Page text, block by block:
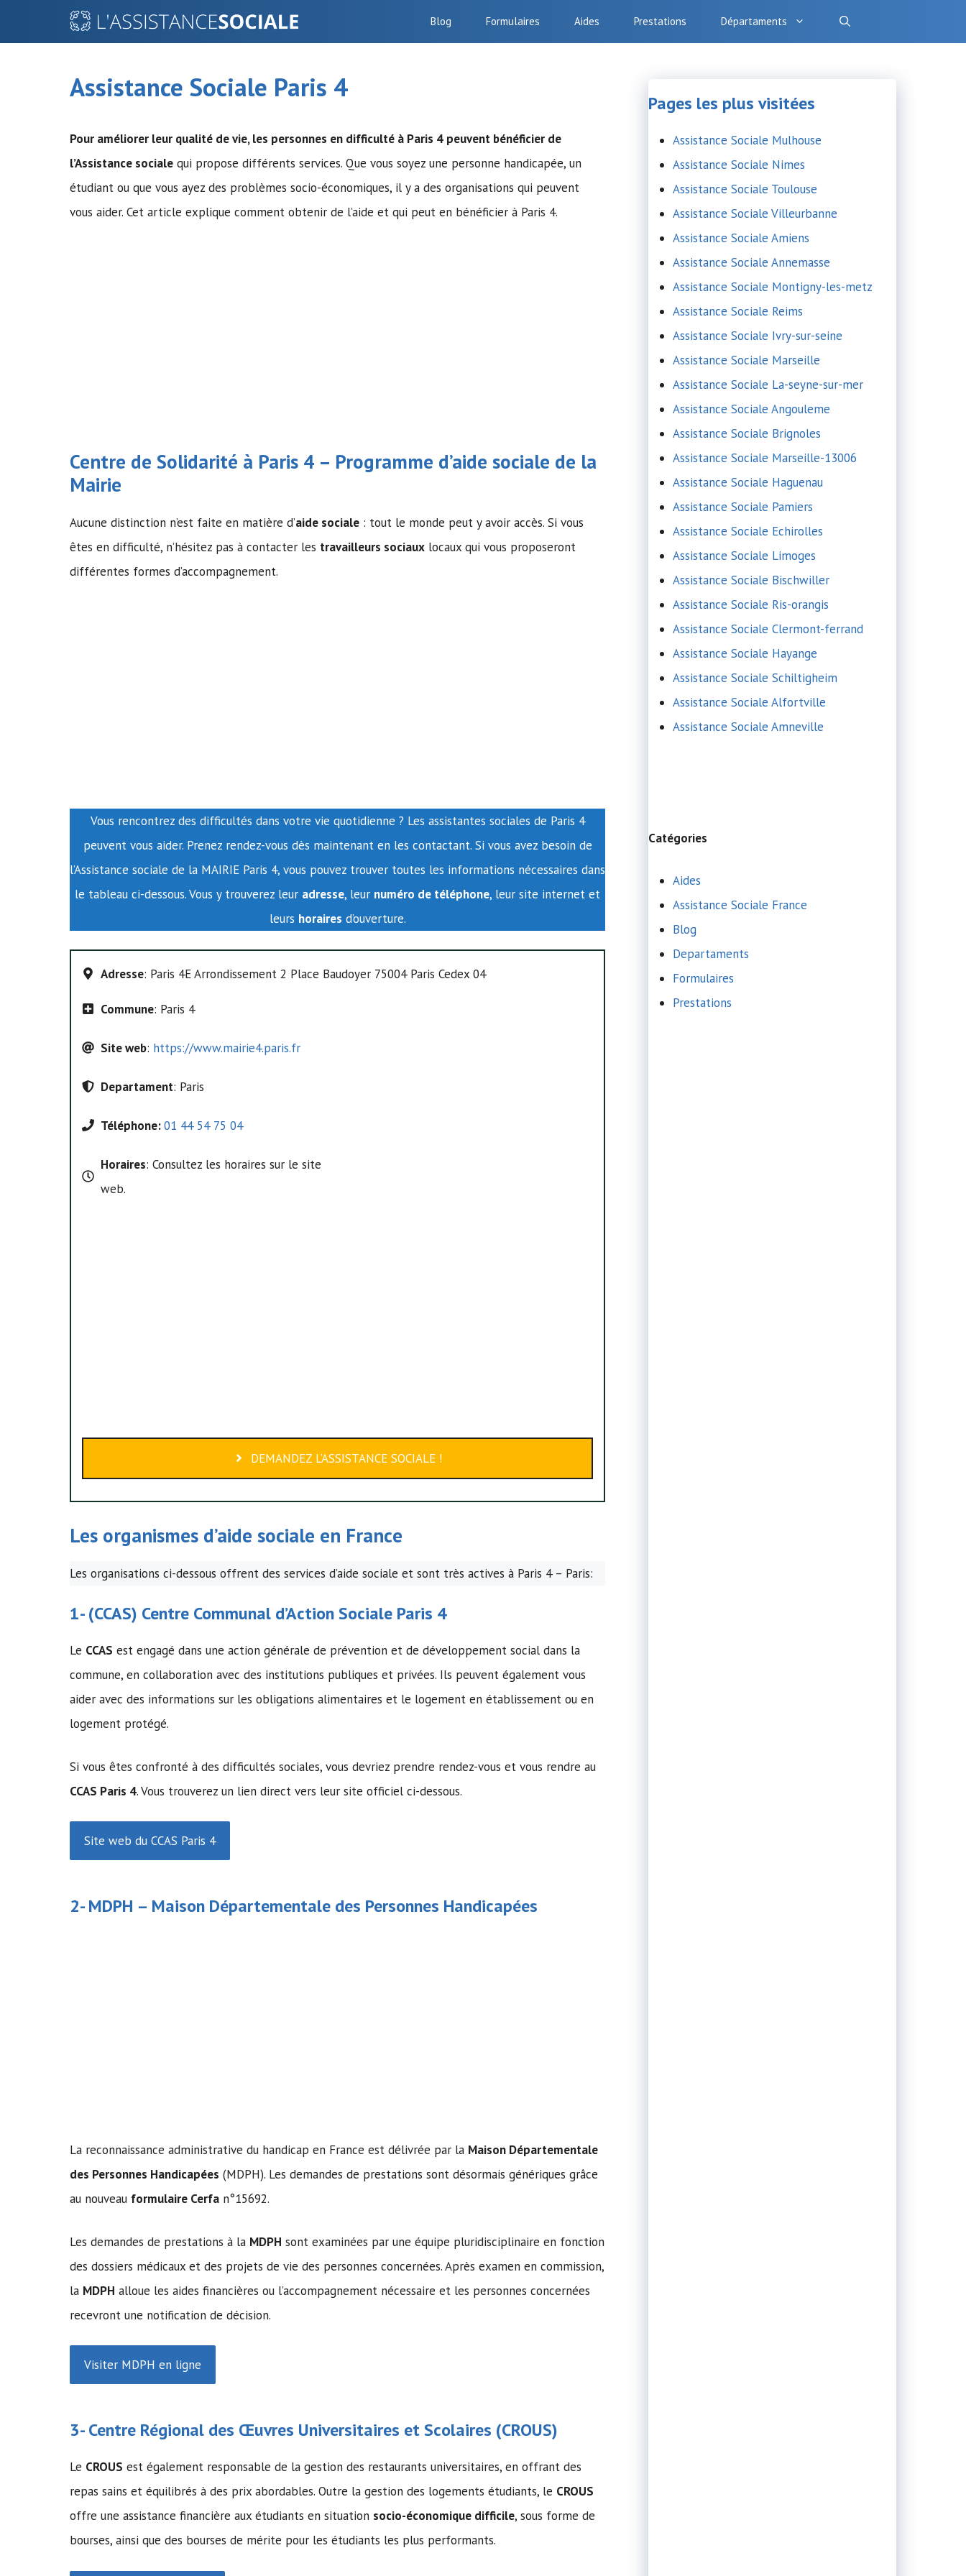
Blog Formulaires Aides Prestations Départaments
Assistance Sociale Paris 4
Pour améliorer leur qualité de vie, les personnes en difficulté à Paris 4 peuvent bénéficier de
l’Assistance sociale qui propose différents services. Que vous soyez une personne handicapée, un
étudiant ou que vous ayez des problèmes socio-économiques, il y a des organisations qui peuvent
vous aider. Cet article explique comment obtenir de l’aide et qui peut en bénéficier à Paris 4.
Centre de Solidarité à Paris 4 – Programme d’aide sociale de la
Mairie
Aucune distinction n’est faite en matière d’aide sociale : tout le monde peut y avoir accès. Si vous
êtes en difficulté, n’hésitez pas à contacter les travailleurs sociaux locaux qui vous proposeront
différentes formes d’accompagnement.
Vous rencontrez des difficultés dans votre vie quotidienne ? Les assistantes sociales de Paris 4
peuvent vous aider. Prenez rendez-vous dès maintenant en les contactant. Si vous avez besoin de
l’Assistance sociale de la MAIRIE Paris 4, vous pouvez trouver toutes les informations nécessaires dans
le tableau ci-dessous. Vous y trouverez leur adresse, leur numéro de téléphone, leur site internet et
leurs horaires d’ouverture.
Adresse: Paris 4E Arrondissement 2 Place Baudoyer 75004 Paris Cedex 04
Commune: Paris 4
Site web: https://www.mairie4.paris.fr
Departament: Paris
Téléphone:01 44 54 75 04
Horaires: Consultez les horaires sur le site
web.
DEMANDEZ L’ASSISTANCE SOCIALE !
Les organismes d’aide sociale en France
Les organisations ci-dessous offrent des services d’aide sociale et sont très actives à Paris 4 – Paris:
1- (CCAS) Centre Communal d’Action Sociale Paris 4
Le CCAS est engagé dans une action générale de prévention et de développement social dans la
commune, en collaboration avec des institutions publiques et privées. Ils peuvent également vous
aider avec des informations sur les obligations alimentaires et le logement en établissement ou en
logement protégé.
Si vous êtes confronté à des difficultés sociales, vous devriez prendre rendez-vous et vous rendre au
CCAS Paris 4. Vous trouverez un lien direct vers leur site officiel ci-dessous.
Site web du CCAS Paris 4
2- MDPH – Maison Départementale des Personnes Handicapées
La reconnaissance administrative du handicap en France est délivrée par la Maison Départementale
des Personnes Handicapées (MDPH). Les demandes de prestations sont désormais génériques grâce
au nouveau formulaire Cerfa n°15692.
Les demandes de prestations à la MDPH sont examinées par une équipe pluridisciplinaire en fonction
des dossiers médicaux et des projets de vie des personnes concernées. Après examen en commission,
la MDPH alloue les aides financières ou l’accompagnement nécessaire et les personnes concernées
recevront une notification de décision.
Visiter MDPH en ligne
3- Centre Régional des Œuvres Universitaires et Scolaires (CROUS)
Le CROUS est également responsable de la gestion des restaurants universitaires, en offrant des
repas sains et équilibrés à des prix abordables. Outre la gestion des logements étudiants, le CROUS
offre une assistance financière aux étudiants en situation socio-économique difficile, sous forme de
bourses, ainsi que des bourses de mérite pour les étudiants les plus performants.
Pages les plus visitées
Assistance Sociale Mulhouse
Assistance Sociale Nimes
Assistance Sociale Toulouse
Assistance Sociale Villeurbanne
Assistance Sociale Amiens
Assistance Sociale Annemasse
Assistance Sociale Montigny-les-metz
Assistance Sociale Reims
Assistance Sociale Ivry-sur-seine
Assistance Sociale Marseille
Assistance Sociale La-seyne-sur-mer
Assistance Sociale Angouleme
Assistance Sociale Brignoles
Assistance Sociale Marseille-13006
Assistance Sociale Haguenau
Assistance Sociale Pamiers
Assistance Sociale Echirolles
Assistance Sociale Limoges
Assistance Sociale Bischwiller
Assistance Sociale Ris-orangis
Assistance Sociale Clermont-ferrand
Assistance Sociale Hayange
Assistance Sociale Schiltigheim
Assistance Sociale Alfortville
Assistance Sociale Amneville
Catégories
Aides
Assistance Sociale France
Blog
Departaments
Formulaires
Prestations